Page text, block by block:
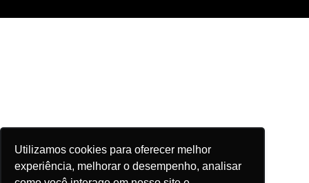
Utilizamos cookies para oferecer melhor
experiência, melhorar o desempenho, analisar